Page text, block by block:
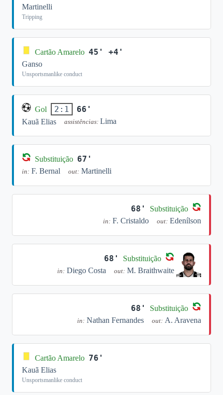
Martinelli
Tripping
Cartão Amarelo 45' +4'
Ganso
Unsportsmanlike conduct
Gol 2:1 66'
Kauã Elias assistências: Lima
Substituição 67'
in: F. Bernal out: Martinelli
68' Substituição
in: F. Cristaldo out: Edenílson
68' Substituição
in: Diego Costa out: M. Braithwaite
68' Substituição
in: Nathan Fernandes out: A. Aravena
Cartão Amarelo 76'
Kauã Elias
Unsportsmanlike conduct